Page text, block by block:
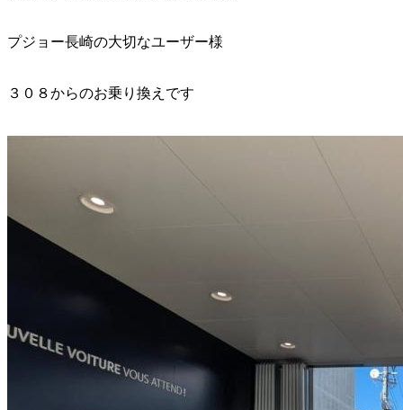
プジョー長崎の大切なユーザー様
３０８からのお乗り換えです